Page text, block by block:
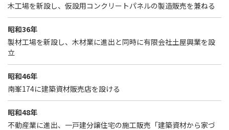
木工場を新設し、仮設用コンクリートパネルの製造販売を兼ねる
昭和36年
製材工場を新設し、木材業に進出と同時に有限会社土屋興業を設
立
昭和46年
南峯174に建築資材販売店を設ける
昭和48年
不動産業に進出、一戸建分譲住宅の施工販売「建築資材から家づ